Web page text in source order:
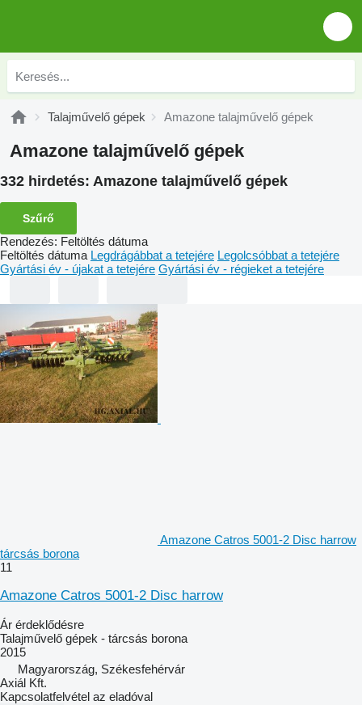
Talajművelő gépek Amazone talajművelő gépek
Amazone talajművelő gépek
332 hirdetés: Amazone talajművelő gépek
Szűrő
Rendezés: Feltöltés dátuma
Feltöltés dátuma Legdrágábbat a tetejére Legolcsóbbat a tetejére
Gyártási év - újakat a tetejére Gyártási év - régieket a tetejére
Amazone Catros 5001-2 Disc harrow
tárcsás borona
11
Amazone Catros 5001-2 Disc harrow
Ár érdeklődésre
Talajművelő gépek - tárcsás borona
2015
Magyarország, Székesfehérvár
Axiál Kft.
Kapcsolatfelvétel az eladóval